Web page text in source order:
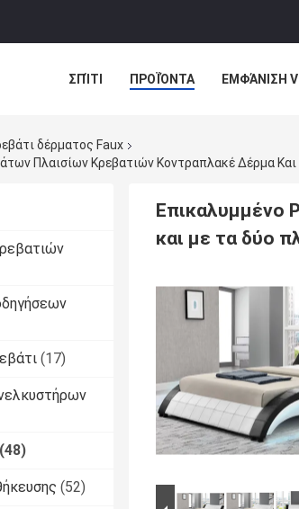
ΣΠΊΤΙ ΠΡΟΪΌΝΤΑ ΕΜΦΆΝΙΣΗ
δέρματος Faux
Πλαισίων Κρεβατιών Κοντραπλακέ Δέρμα
(17)
(48)
(52)
Επικαλυμμένο
και με τα δύο